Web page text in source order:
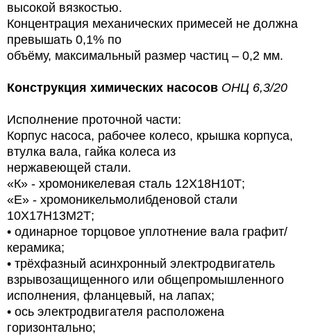
высокой вязкостью.
Концентрация механических примесей не должна
превышать 0,1% по
объёму, максимальный размер частиц – 0,2 мм.
Конструкция химических насосов ОНЦ 6,3/20
Исполнение проточной части:
Корпус насоса, рабочее колесо, крышка корпуса,
втулка вала, гайка колеса из
нержавеющей стали.
«К» - хромоникелевая сталь 12Х18Н10Т;
«Е» - хромоникельмолибденовой стали
10Х17Н13М2Т;
• одинарное торцовое уплотнение вала графит/
керамика;
• трёхфазный асинхронный электродвигатель
взрывозащищенного или общепромышленного
исполнения, фланцевый, на лапах;
• ось электродвигателя расположена
горизонтально;